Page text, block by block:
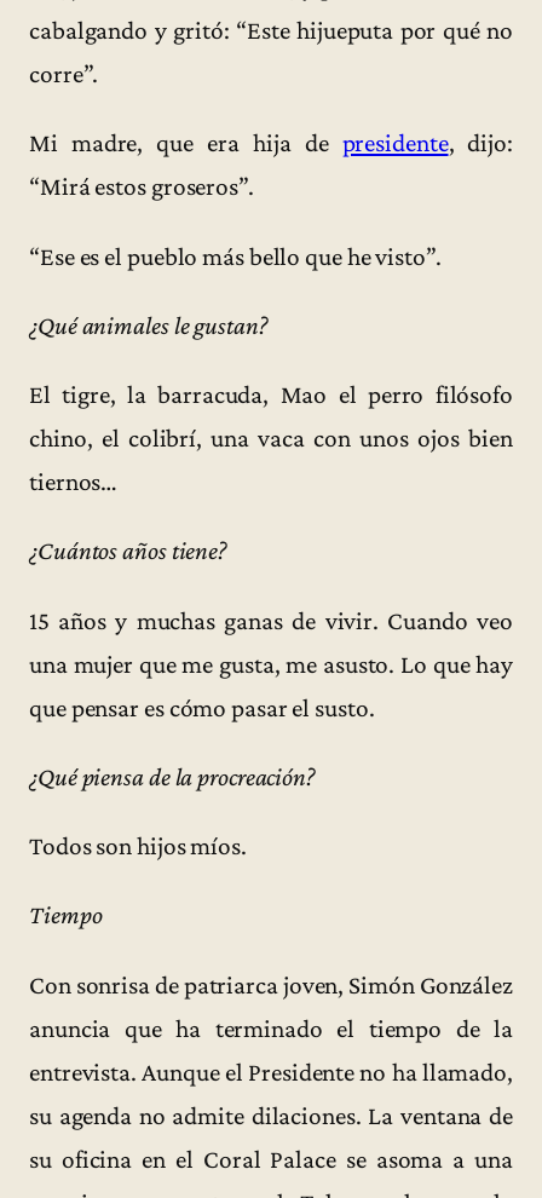
cabalgando y gritó: “Este hijueputa por qué no
corre”.
Mi madre, que era hija de presidente, dijo:
“Mirá estos groseros”.
“Ese es el pueblo más bello que he visto”.
¿Qué animales le gustan?
El tigre, la barracuda, Mao el perro filósofo
chino, el colibrí, una vaca con unos ojos bien
tiernos…
¿Cuántos años tiene?
15 años y muchas ganas de vivir. Cuando veo
una mujer que me gusta, me asusto. Lo que hay
que pensar es cómo pasar el susto.
¿Qué piensa de la procreación?
Todos son hijos míos.
Tiempo
Con sonrisa de patriarca joven, Simón González
anuncia que ha terminado el tiempo de la
entrevista. Aunque el Presidente no ha llamado,
su agenda no admite dilaciones. La ventana de
su oficina en el Coral Palace se asoma a una